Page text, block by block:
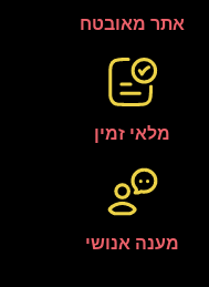
אתר מאובטח
מלאי זמין
מענה אנושי